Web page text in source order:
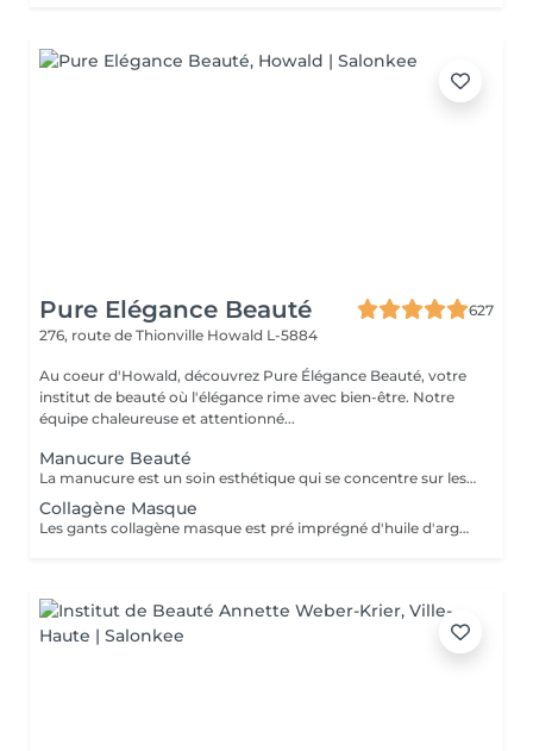
Pure Elégance Beauté
627
276, route de Thionville Howald L-5884
Au coeur d'Howald, découvrez Pure Élégance Beauté, votre
institut de beauté où l'élégance rime avec bien-être. Notre
équipe chaleureuse et attentionné...
Manucure Beauté
La manucure est un soin esthétique qui se concentre sur les ongles. Esthéticienne trempera vos doigts dans un bol d'eau chaude au début du processus de manucure. La manucure permet de fortifier les ongles, de les débarrasser des petites peaux mortes qui les entourent et d'afficher des mains soignées. Se limite à repousser les cuticules, limer et polir les ongles et accompagner d'un massage des mains à la fin de la manucure et les recouvrir éventuellement de vernis à ongles à la fin.
Collagène Masque
Les gants collagène masque est pré imprégné d'huile d'argon et d'une émulsion riche en collagène pour pénétrer et hydrater la peau.